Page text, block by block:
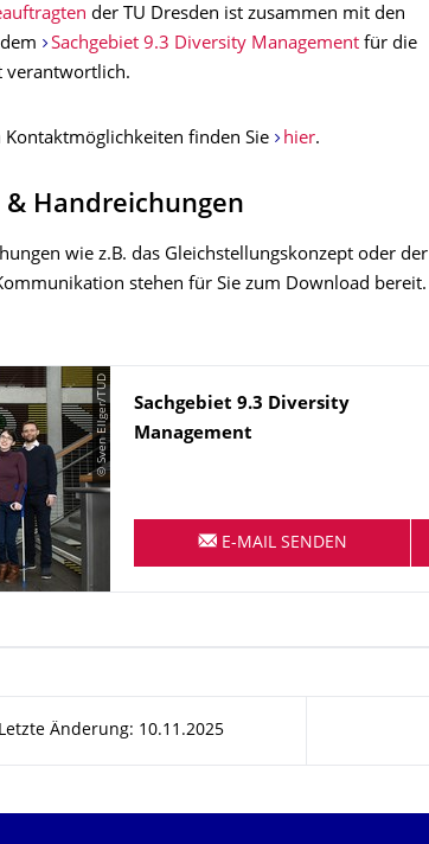
der TU Dresden ist zusammen mit den
Sachgebiet 9.3 Diversity Managementfür die
verantwortlich.
finden Sie hier.
Handreichungen
wie z.B. das Gleichstellungskonzept oder der
stehen für Sie zum Download bereit.
© Sven Ellger/TUD Name
Sachgebiet 9.3 Diversity
Management
E-MAIL SENDEN
Letzte Änderung: 10.11.2025